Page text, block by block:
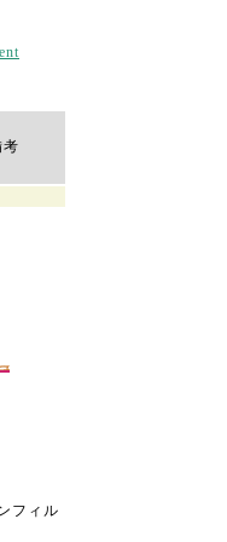
考
フィル